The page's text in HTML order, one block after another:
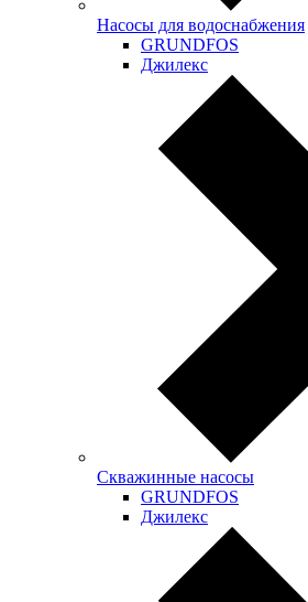
Насосы для водоснабжения
GRUNDFOS
Джилекс
Скважинные насосы
GRUNDFOS
Джилекс